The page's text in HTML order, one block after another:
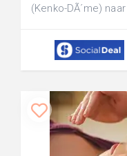
(Kenko-DÃ´me)